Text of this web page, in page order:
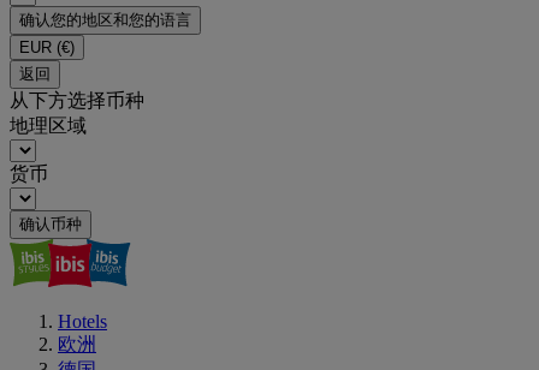
确认您的地区和您的语言
EUR (€)
返回
从下方选择币种
地理区域
货币
确认币种
Hotels
欧洲